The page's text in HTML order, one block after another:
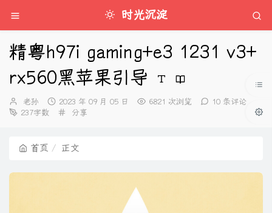
时光沉淀
精粤h97i gaming+e3 1231 v3+
rx560黑苹果引导
博
主：
老孙
发
布
2023 年 09 月 05 日 6821 次浏览
10 条评论
237字数
分
分享
首页 正文